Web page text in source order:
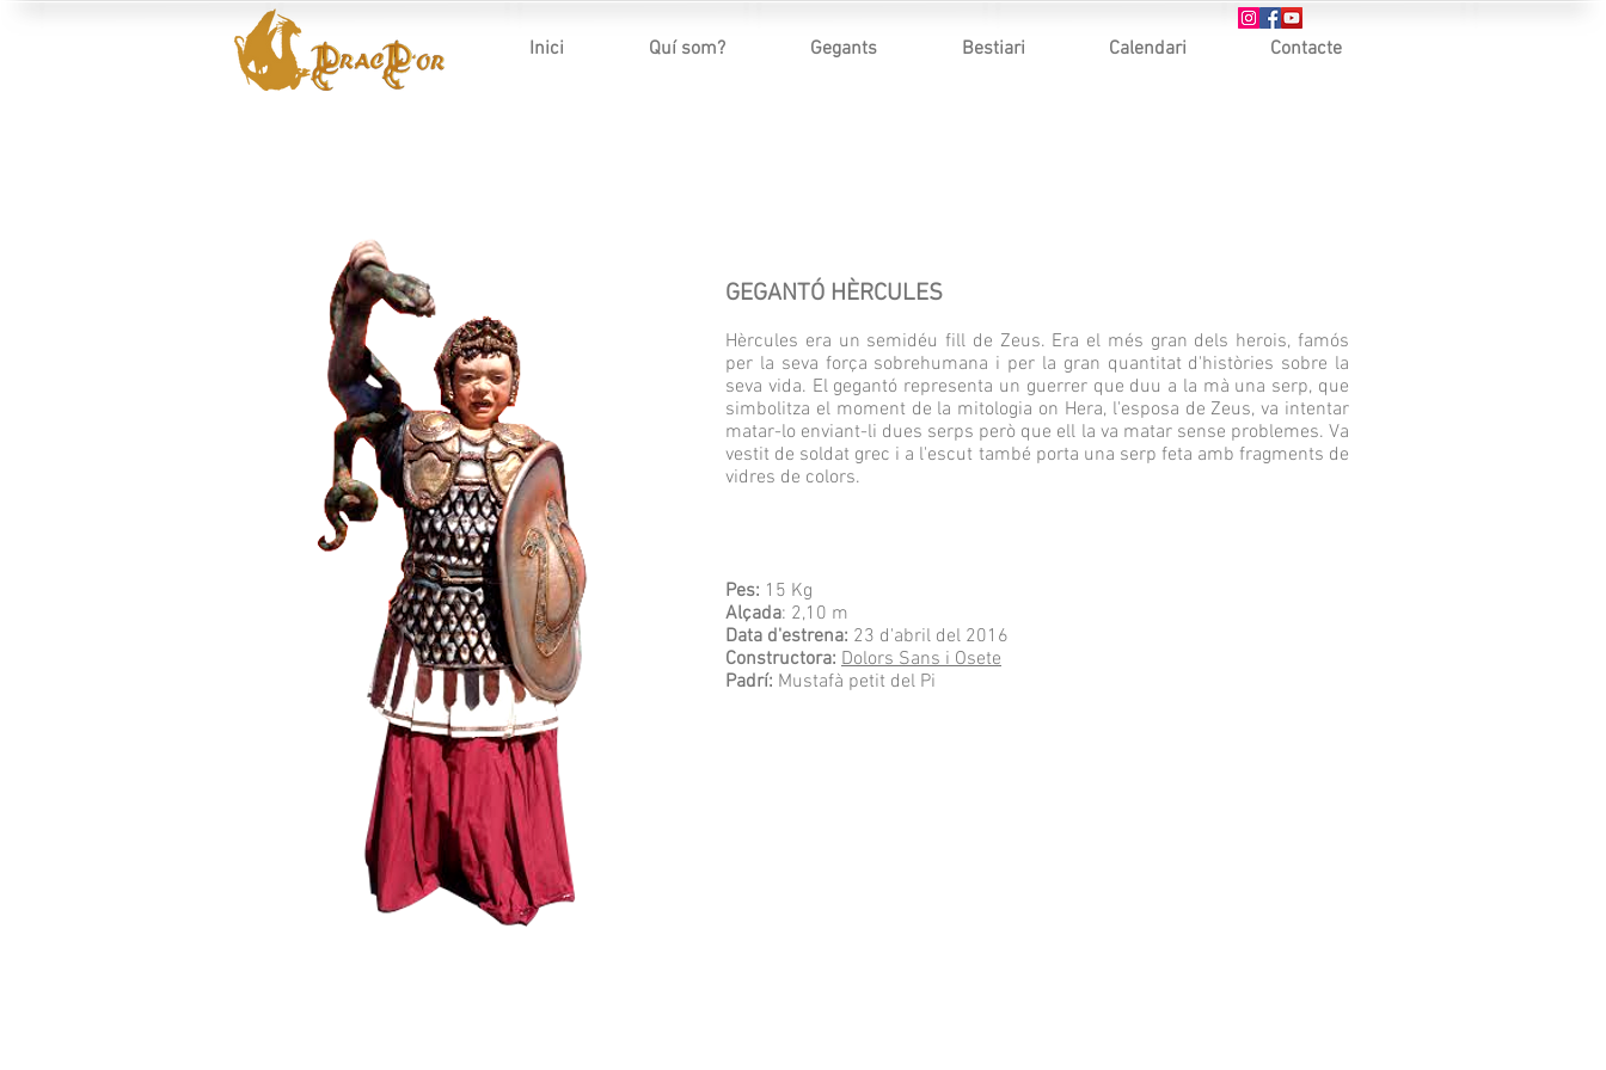
Inici Quí som? Gegants Bestiari Calendari Contacte
GEGANTÓ HÈRCULES
Hèrcules era un semidéu fill de Zeus. Era el més gran dels herois, famós
per la seva força sobrehumana i per la gran quantitat d'històries sobre la
seva vida. El gegantó representa un guerrer que duu a la mà una serp, que
simbolitza el moment de la mitologia on Hera, l'esposa de Zeus, va intentar
matar-lo enviant-li dues serps però que ell la va matar sense problemes. Va
vestit de soldat grec i a l'escut també porta una serp feta amb fragments de
vidres de colors.
Pes: 15 Kg
Alçada: 2,10 m
Data d'estrena: 23 d'abril del 2016
Constructora: Dolors Sans i Osete
Padrí: Mustafà petit del Pi